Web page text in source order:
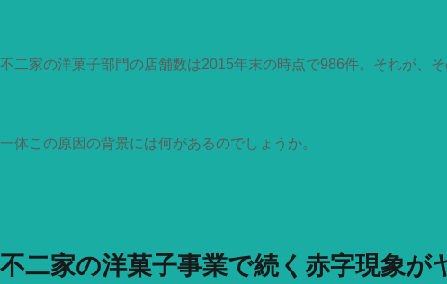
不二家の洋菓子部門の店舗数は2015年末の時点で986件。それが、
一体この原因の背景には何があるのでしょうか。
不二家の洋菓子事業で続く赤字現象が